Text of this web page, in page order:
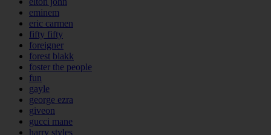
eminem
eric carmen
fifty fifty
foreigner
forest blakk
foster the people
fun
gayle
george ezra
giveon
gucci mane
harry styles